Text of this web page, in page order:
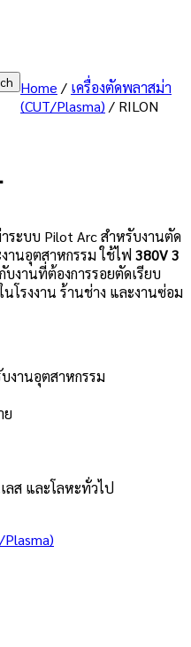
Home / เครื่องตัดพลาสม่า
(CUT/Plasma) / RILON
ระบบ Pilot Arc สำหรับงานตัด
านอุตสาหกรรม ใช้ไฟ 380V 3
บงานที่ต้องการรอยตัดเรียบ
โรงงาน ร้านช่าง และงานซ่อม
งานอุตสาหกรรม
ย
ลส และโลหะทั่วไป